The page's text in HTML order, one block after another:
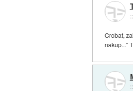
::
Crobat,
nakup..."
::